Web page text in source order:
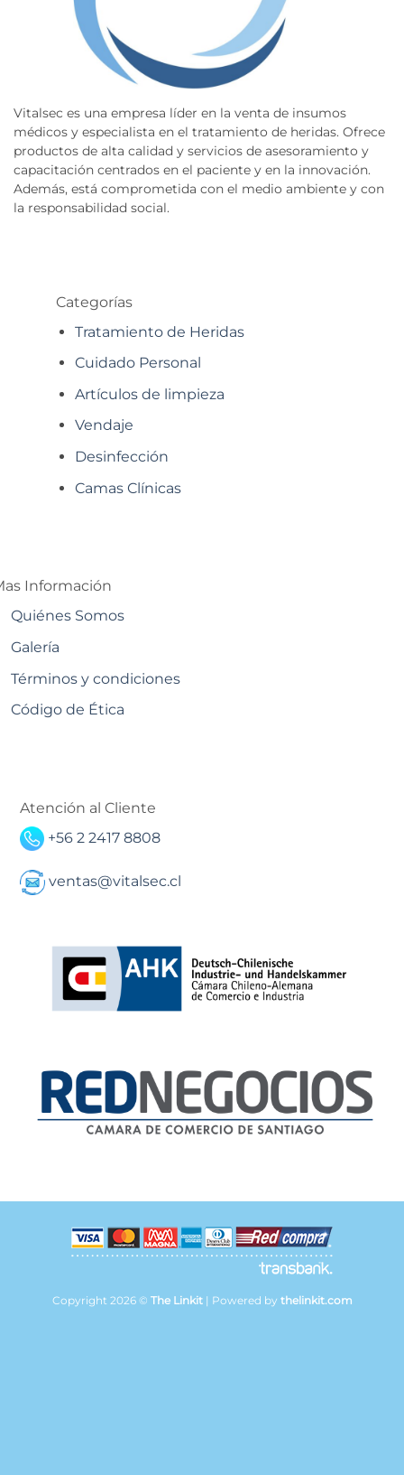
Vitalsec es una empresa líder en la venta de insumos
médicos y especialista en el tratamiento de heridas. Ofrece
productos de alta calidad y servicios de asesoramiento y
capacitación centrados en el paciente y en la innovación.
Además, está comprometida con el medio ambiente y con
la responsabilidad social.
Categorías
Tratamiento de Heridas
Cuidado Personal
Artículos de limpieza
Vendaje
Desinfección
Camas Clínicas
Información
Quiénes Somos
Galería
Términos y condiciones
Código de Ética
Atención al Cliente
+56 2 2417 8808
ventas@vitalsec.cl
Copyright 2026 © The Linkit| Powered by thelinkit.com